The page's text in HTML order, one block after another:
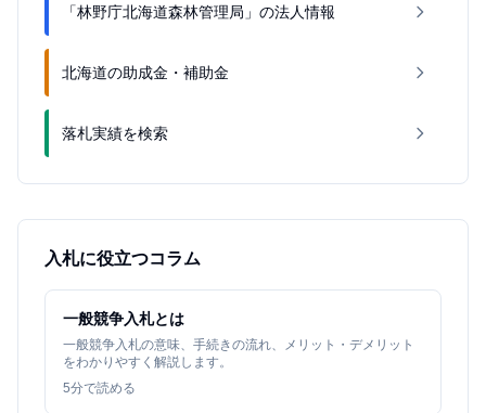
「林野庁北海道森林管理局」の法人情報
北海道の助成金・補助金
落札実績を検索
入札に役立つコラム
一般競争入札とは
一般競争入札の意味、手続きの流れ、メリット・デメリット
をわかりやすく解説します。
5分で読める